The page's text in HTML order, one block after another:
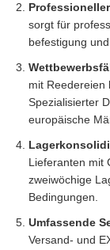
sorgt für
befestigung
mit Reedereien
Spezialisierter
europäische
Lieferanten mit
zweiwöchige
Bedingungen.
Umfassende
Versand- und